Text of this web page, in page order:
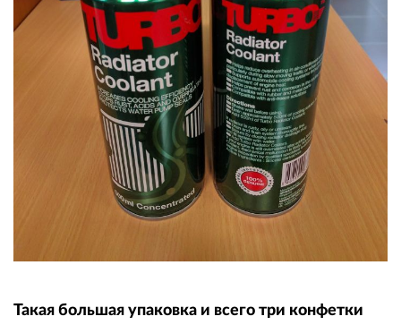
Такая большая упаковка и всего три конфетки